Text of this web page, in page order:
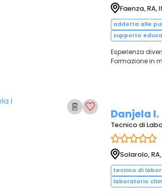
Faenza, RA,
addetta alle
supporto
Esperienza
Formazione in
Danjela I.
Tecnico di
Solarolo,
tecnico di
laboratorio